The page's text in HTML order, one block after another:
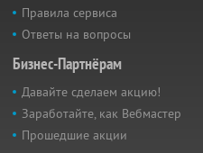
Правила сервиса
Ответы на вопросы
Бизнес-Партнёрам
Давайте сделаем акцию!
Заработайте, как Вебмастер
Прошедшие акции